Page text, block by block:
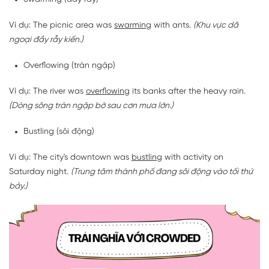
Ví dụ: The picnic area was swarming with ants. (Khu vực dã
ngoại đầy rẫy kiến.)
Overflowing (tràn ngập)
Ví dụ: The river was overflowing its banks after the heavy rain.
(Dòng sông tràn ngập bờ sau cơn mưa lớn.)
Bustling (sôi động)
Ví dụ: The city's downtown was bustling with activity on
Saturday night. (Trung tâm thành phố đang sôi động vào tối thứ
bảy.)